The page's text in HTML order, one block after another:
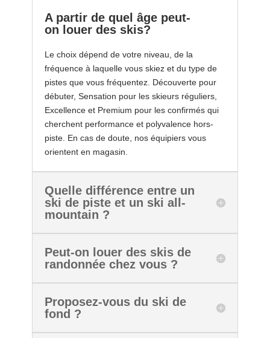
A partir de quel âge peut-
on louer des skis?
Le choix dépend de votre niveau, de la
fréquence à laquelle vous skiez et du type de
pistes que vous fréquentez. Découverte pour
débuter, Sensation pour les skieurs réguliers,
Excellence et Premium pour les confirmés qui
cherchent performance et polyvalence hors-
piste. En cas de doute, nos équipiers vous
orientent en magasin.
Quelle différence entre un
ski de piste et un ski all-
mountain ?
Peut-on louer des skis de
randonnée chez vous ?
Proposez-vous du ski de
fond ?